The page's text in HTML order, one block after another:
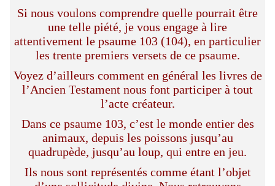
Si nous voulons comprendre quelle pourrait être
une telle piété, je vous engage à lire
attentivement le psaume 103 (104), en particulier
les trente premiers versets de ce psaume.
Voyez d’ailleurs comment en général les livres de
l’Ancien Testament nous font participer à tout
l’acte créateur.
Dans ce psaume 103, c’est le monde entier des
animaux, depuis les poissons jusqu’au
quadrupède, jusqu’au loup, qui entre en jeu.
Ils nous sont représentés comme étant l’objet